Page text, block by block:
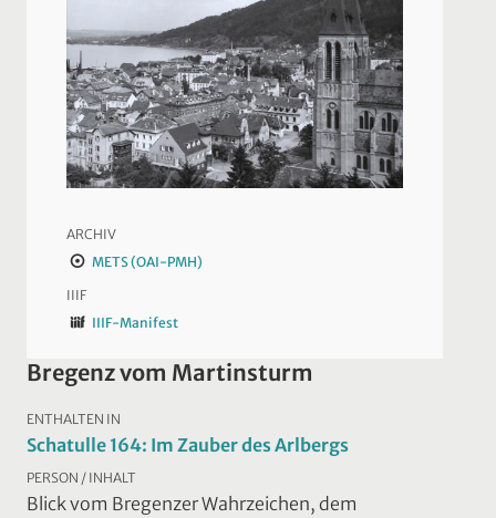
ARCHIV
METS (OAI-PMH)
IIIF
IIIF-Manifest
Bregenz vom Martinsturm
ENTHALTEN IN
Schatulle 164: Im Zauber des Arlbergs
PERSON / INHALT
Blick vom Bregenzer Wahrzeichen, dem